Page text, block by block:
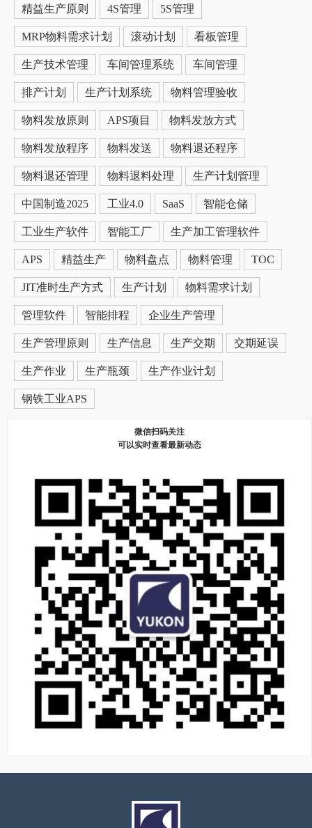
精益生产原则 4S管理 5S管理
MRP物料需求计划 滚动计划 看板管理
生产技术管理 车间管理系统 车间管理
排产计划 生产计划系统 物料管理验收
物料发放原则 APS项目 物料发放方式
物料发放程序 物料发送 物料退还程序
物料退还管理 物料退料处理 生产计划管理
中国制造2025 工业4.0 SaaS 智能仓储
工业生产软件 智能工厂 生产加工管理软件
APS 精益生产 物料盘点 物料管理 TOC
JIT准时生产方式 生产计划 物料需求计划
管理软件 智能排程 企业生产管理
生产管理原则 生产信息 生产交期 交期延误
生产作业 生产瓶颈 生产作业计划
钢铁工业APS
微信扫码关注
可以实时查看最新动态